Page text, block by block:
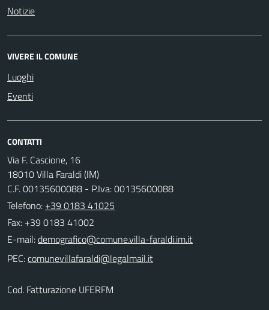
Notizie
VIVERE IL COMUNE
Luoghi
Eventi
CONTATTI
Via F. Cascione, 16
18010 Villa Faraldi (IM)
C.F. 00135600088 - P.Iva: 00135600088
Telefono: +39 0183 41025
Fax: +39 0183 41002
E-mail:
PEC:
Cod. Fatturazione UFERFM